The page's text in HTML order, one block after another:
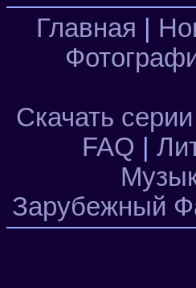
Главная
Скачать серии
FAQ
Зарубежный